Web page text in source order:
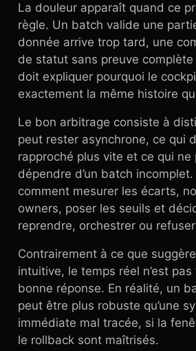
La douleur apparaît quand ce
règle. Un batch valide une
donnée arrive trop tard, une
de statut sans preuve
doit expliquer pourquoi le
exactement la même histoire
Le bon arbitrage consiste à
peut rester asynchrone, ce qui
rapproché plus vite et ce qui ne
dépendre d’un batch
comment mesurer les écarts,
owners, poser les seuils et
reprendre, orchestrer ou refuser
Contrairement à ce que
intuitive, le temps réel n’est
bonne réponse. En réalité, un
peut être plus robuste qu’une
immédiate mal tracée, si la
le rollback sont maîtrisés.